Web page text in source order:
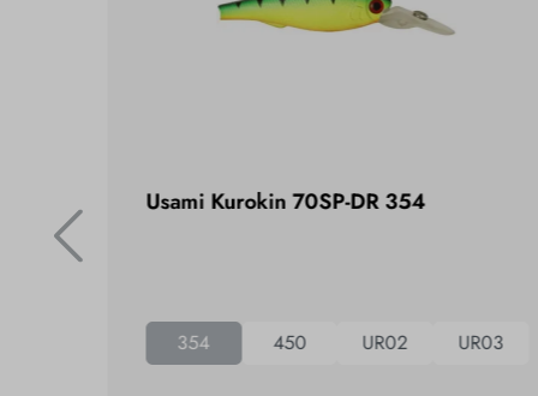
Usami Kurokin 70SP-DR 354
354 450 UR02 UR03